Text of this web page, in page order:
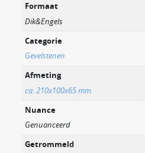
Formaat
Dik&Engels
Categorie
Gevelstenen
Afmeting
ca. 210x100x65 mm
Nuance
Genuanceerd
Getrommeld